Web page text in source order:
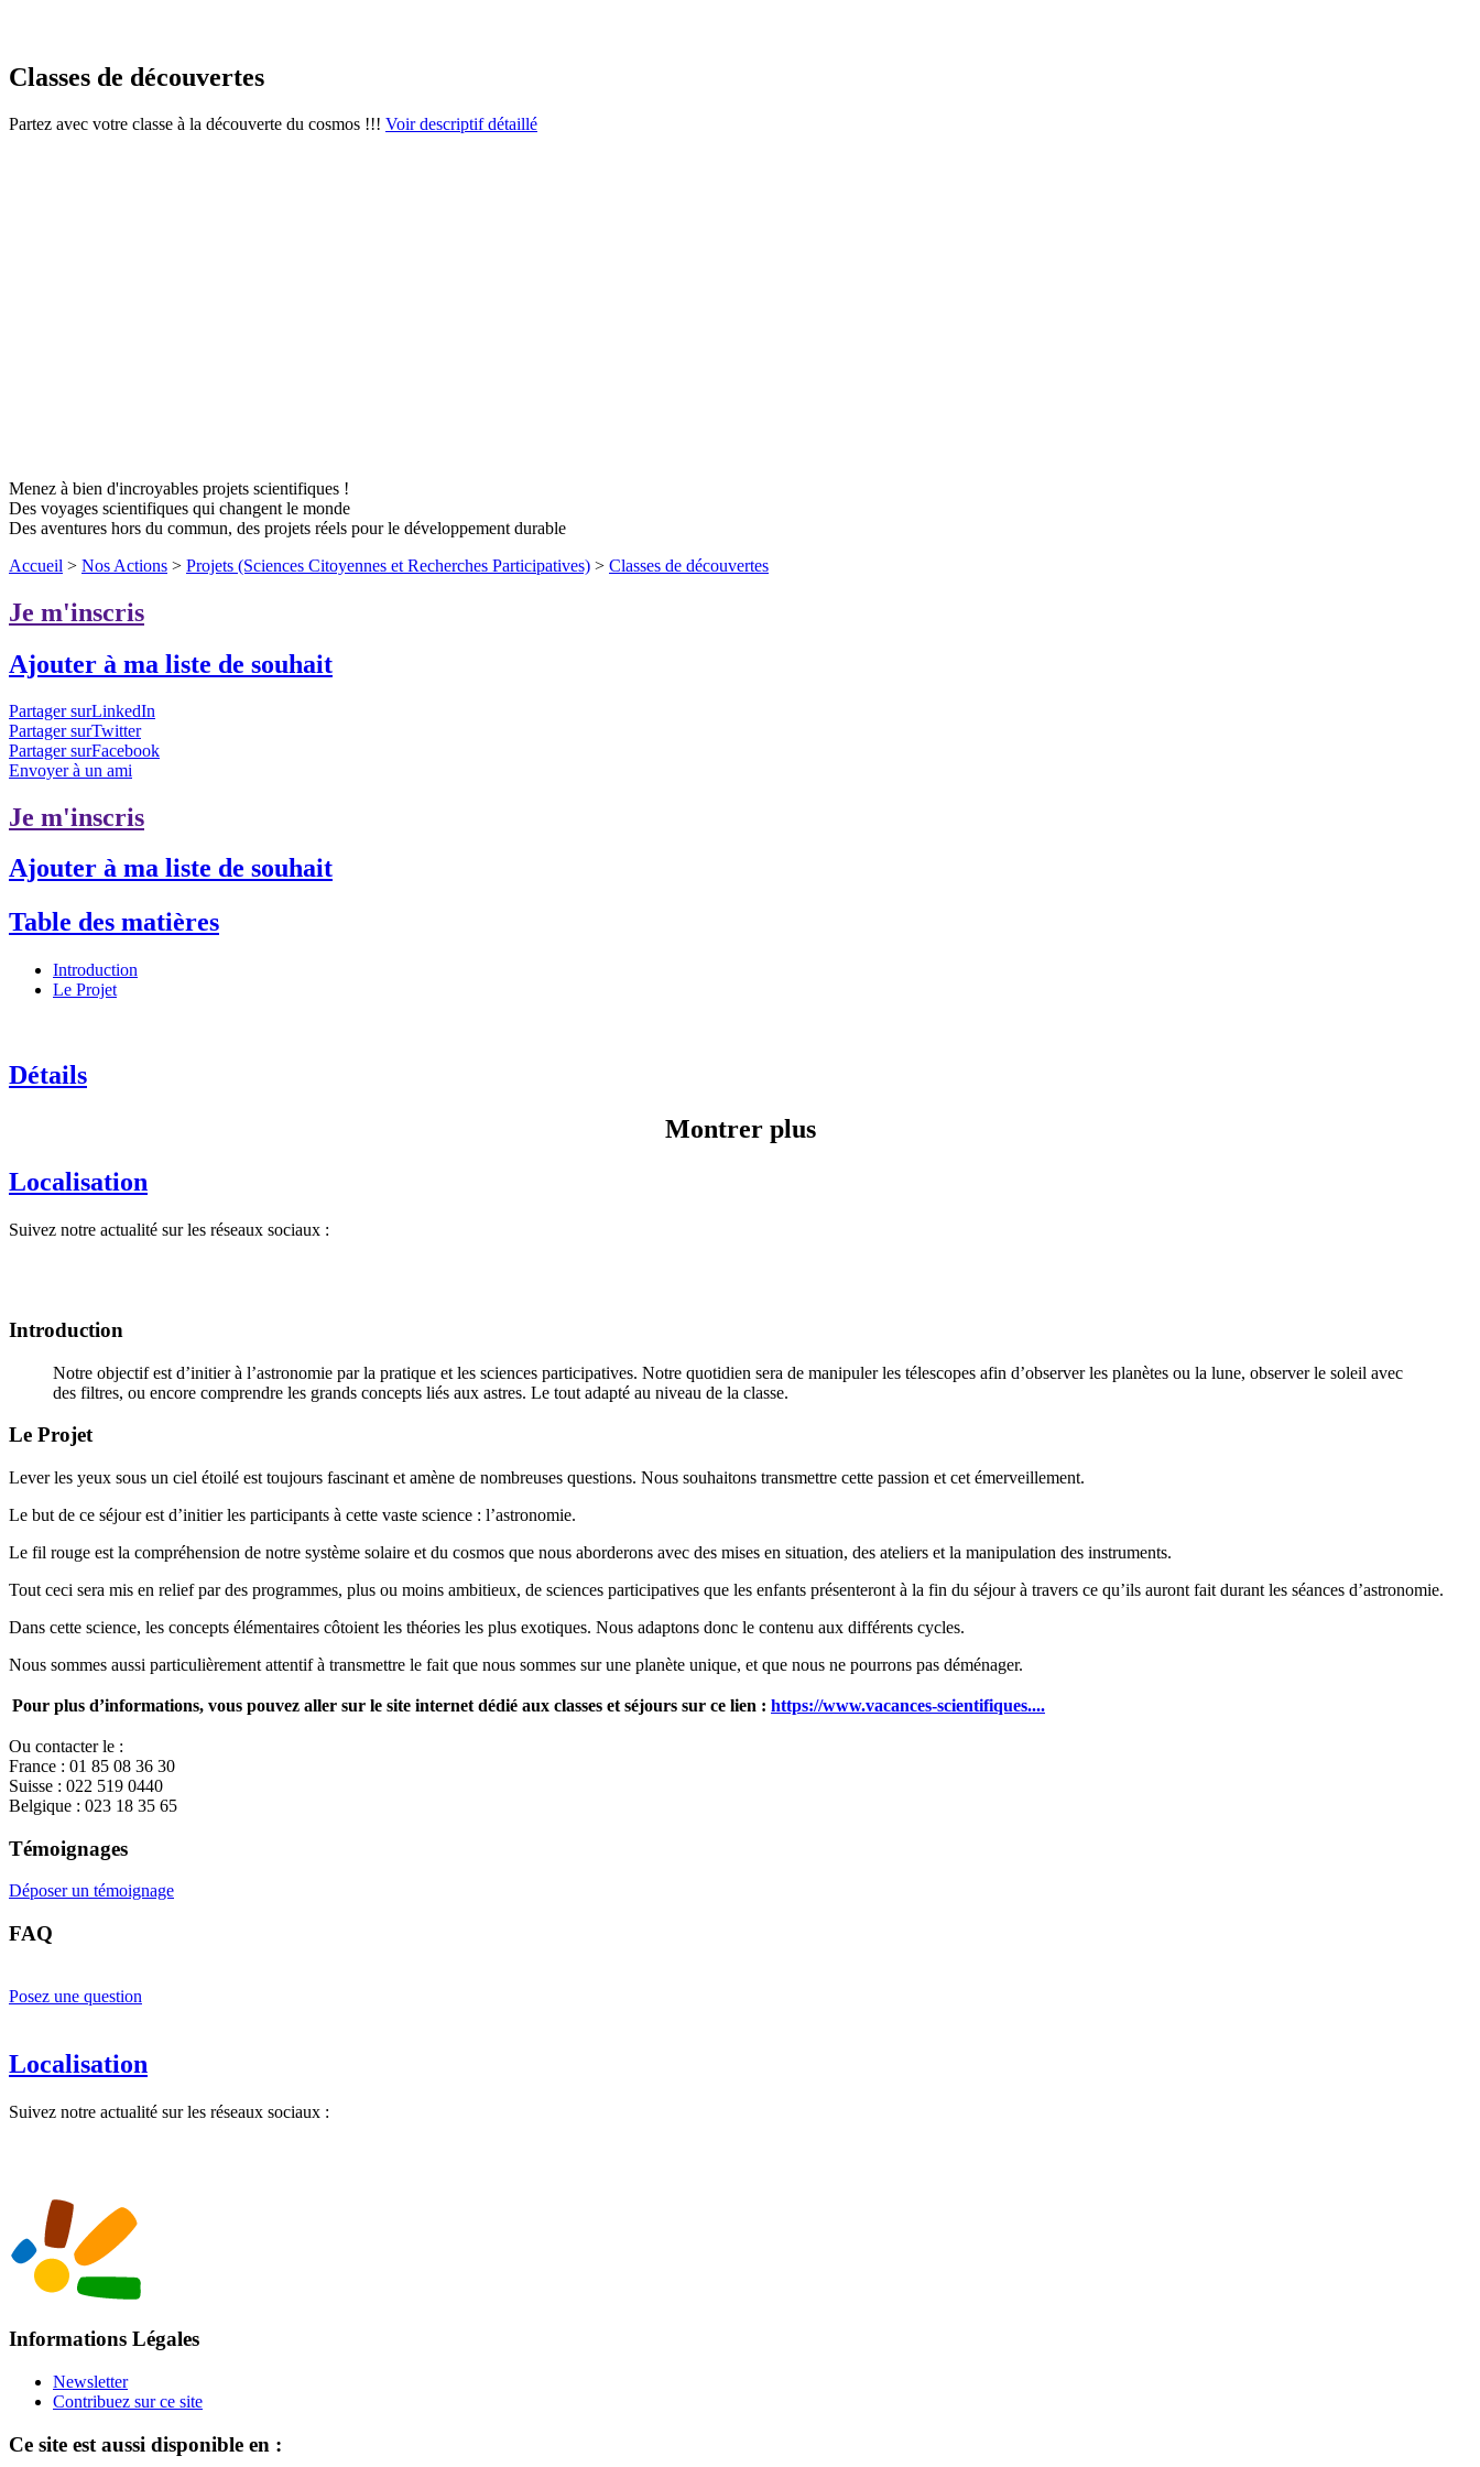
Classes de découvertes
Partez avec votre classe à la découverte du cosmos !!! Voir descriptif détaillé
Menez à bien d'incroyables projets scientifiques !
Des voyages scientifiques qui changent le monde
Des aventures hors du commun, des projets réels pour le développement durable
Accueil > Nos Actions > Projets (Sciences Citoyennes et Recherches Participatives) > Classes de découvertes
Je m'inscris
Ajouter à ma liste de souhait
Partager surLinkedIn
Partager surTwitter
Partager surFacebook
Envoyer à un ami
Je m'inscris
Ajouter à ma liste de souhait
Table des matières
Introduction
Le Projet
Détails
Montrer plus
Localisation
Suivez notre actualité sur les réseaux sociaux :
Introduction
Notre objectif est d’initier à l’astronomie par la pratique et les sciences participatives. Notre quotidien sera de manipuler les télescopes afin d’observer les planètes ou la lune, observer le soleil avec
des filtres, ou encore comprendre les grands concepts liés aux astres. Le tout adapté au niveau de la classe.
Le Projet
Lever les yeux sous un ciel étoilé est toujours fascinant et amène de nombreuses questions. Nous souhaitons transmettre cette passion et cet émerveillement.
Le but de ce séjour est d’initier les participants à cette vaste science : l’astronomie.
Le fil rouge est la compréhension de notre système solaire et du cosmos que nous aborderons avec des mises en situation, des ateliers et la manipulation des instruments.
Tout ceci sera mis en relief par des programmes, plus ou moins ambitieux, de sciences participatives que les enfants présenteront à la fin du séjour à travers ce qu’ils auront fait durant les séances d’astronomie.
Dans cette science, les concepts élémentaires côtoient les théories les plus exotiques. Nous adaptons donc le contenu aux différents cycles.
Nous sommes aussi particulièrement attentif à transmettre le fait que nous sommes sur une planète unique, et que nous ne pourrons pas déménager.
Pour plus d’informations, vous pouvez aller sur le site internet dédié aux classes et séjours sur ce lien : https://www.vacances-scientifiques....
Ou contacter le :
France : 01 85 08 36 30
Suisse : 022 519 0440
Belgique : 023 18 35 65
Témoignages
Déposer un témoignage
FAQ
Posez une question
Localisation
Suivez notre actualité sur les réseaux sociaux :
Informations Légales
Newsletter
Contribuez sur ce site
Ce site est aussi disponible en :